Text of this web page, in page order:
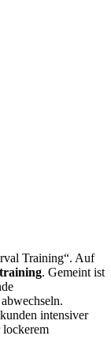
Training“. Auf
. Gemeint ist
intensiver
lockerem